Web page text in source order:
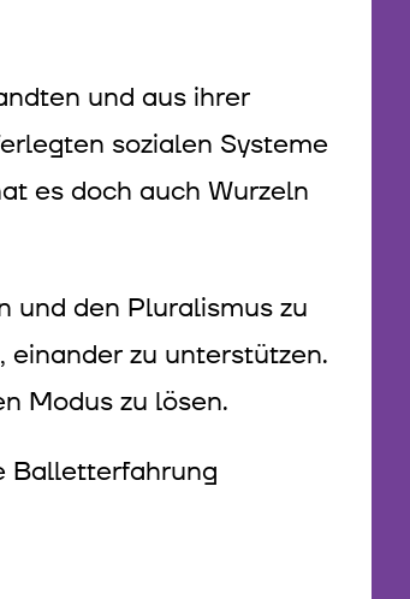
und aus ihrer
sozialen Systeme
es doch auch Wurzeln
und den Pluralismus zu
zu unterstützen.
Modus zu lösen.
Balletterfahrung